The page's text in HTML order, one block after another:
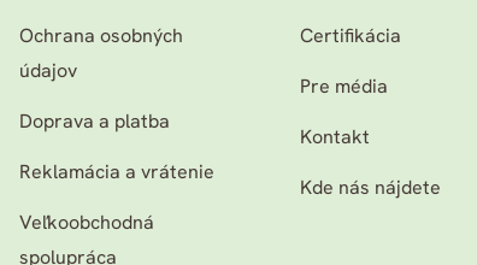
Ochrana osobných
údajov
Doprava a platba
Reklamácia a vrátenie
Veľkoobchodná
spolupráca
Certifikácia
Pre média
Kontakt
Kde nás nájdete